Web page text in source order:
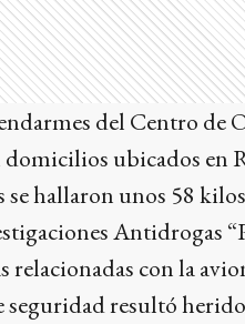
del Centro de
ubicados en
hallaron unos 58
Antidrogas
con la
seguridad resultó